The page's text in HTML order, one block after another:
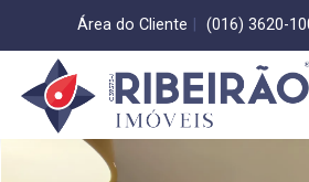
Área do Cliente (016) 3620-